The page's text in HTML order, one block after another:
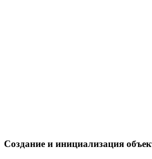
Создание и инициализация